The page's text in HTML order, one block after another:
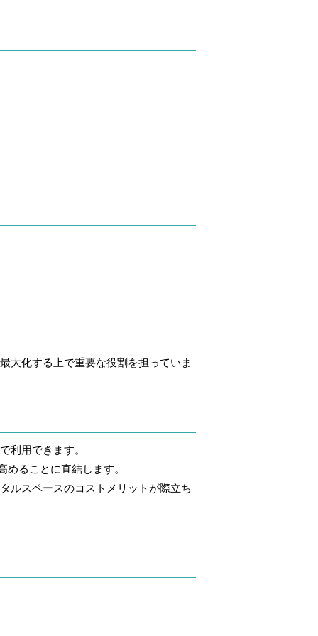
大化する上で重要な役割を担っていま
利用できます。
ることに直結します。
ルスペースのコストメリットが際立ち